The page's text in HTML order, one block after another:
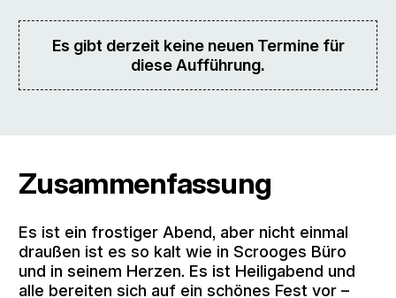
Es gibt derzeit keine neuen Termine für
diese Aufführung.
Zusammenfassung
Es ist ein frostiger Abend, aber nicht einmal
draußen ist es so kalt wie in Scrooges Büro
und in seinem Herzen. Es ist Heiligabend und
alle bereiten sich auf ein schönes Fest vor –